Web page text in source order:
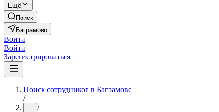
Ещё
Поиск
Баграмово
Войти
Войти
Зарегистрироваться
Поиск сотрудников в Баграмове
/
... /